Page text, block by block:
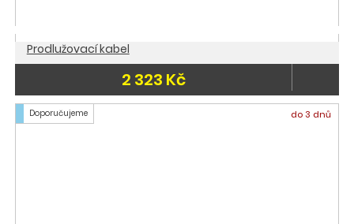
Prodlužovací kabel
2 323 Kč
Doporučujeme do 3 dnů